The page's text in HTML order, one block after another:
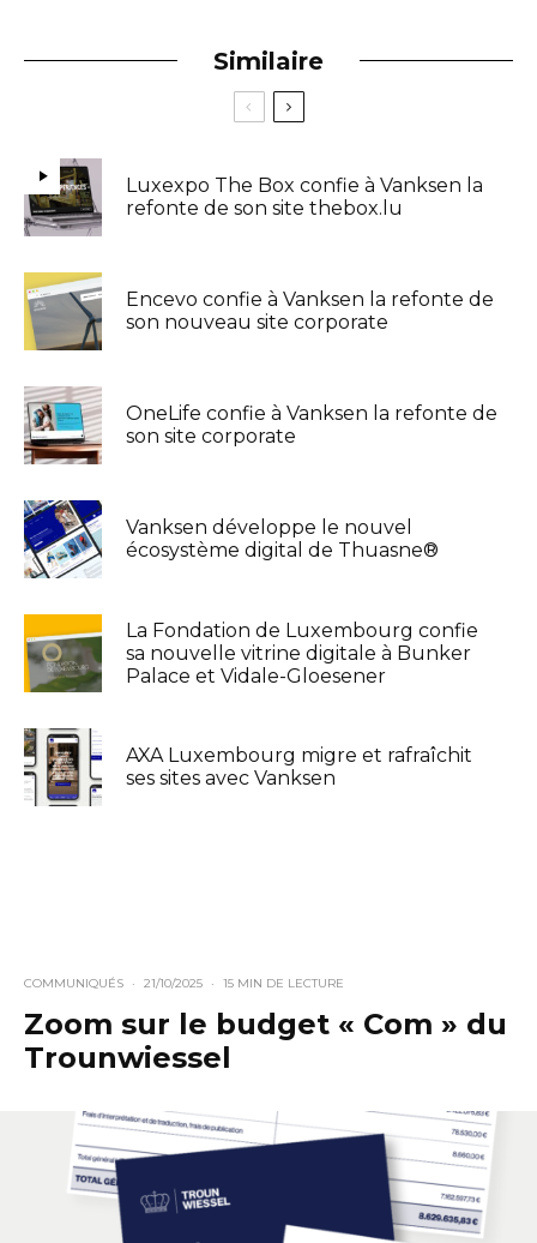
Similaire
Luxexpo The Box confie à Vanksen la
refonte de son site thebox.lu
Encevo confie à Vanksen la refonte de
son nouveau site corporate
OneLife confie à Vanksen la refonte de
son site corporate
Vanksen développe le nouvel
écosystème digital de Thuasne®
La Fondation de Luxembourg confie
sa nouvelle vitrine digitale à Bunker
Palace et Vidale-Gloesener
AXA Luxembourg migre et rafraîchit
ses sites avec Vanksen
COMMUNIQUÉS · 21/10/2025 · 15 MIN DE LECTURE
Zoom sur le budget « Com » du
Trounwiessel